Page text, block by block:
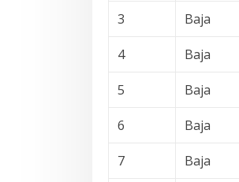
3 Baja
4 Baja
5 Baja
6 Baja
7 Baja